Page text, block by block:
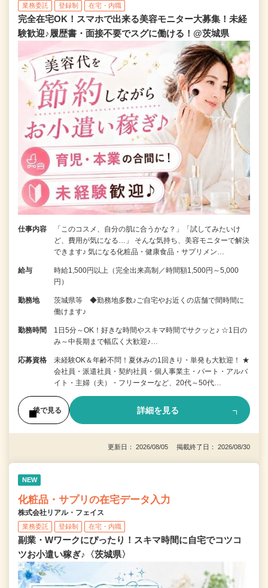
業務委託 登録制 在宅・内職
完全在宅OK！スマホで出来る美容モニター大募集！未経
験歓迎♪履歴書・面接不要でスグに働ける！@茨城県
仕事内容
「このコスメ、自分の肌に合うかな？」「試してみたいけ
ど、費用が気になる…」 そんな気持ち、美容モニターで解決
できます♪ 気になる化粧品・健康食品・サプリメン…
給与
時給1,500円以上（完全出来高制／時間額1,500円～5,000
円）
勤務地
茨城県等 ◆勤務地多数♪ご自宅やお近くの店舗で間時間に
働けます♪
勤務時間
1日5分～OK！好きな時間やスキマ時間でサクッと♪ ☆1日の
み～中長期まで幅広く大歓迎♪…
応募資格
未経験OK＆年齢不問！夏休みの1回きり・単発も大歓迎！ ★
会社員・派遣社員・契約社員・個人事業主・パート・アルバ
イト・主婦（夫）・フリーターなど、20代～50代…
後で見る 詳細を見る
更新日： 2026/08/05 掲載終了日： 2026/08/30
NEW
化粧品・サプリの在宅データ入力
株式会社リアル・フェイス
業務委託 登録制 在宅・内職
副業・Wワークにぴったり！スキマ時間に自宅でコツコ
ツお小遣い稼ぎ♪〈茨城県〉